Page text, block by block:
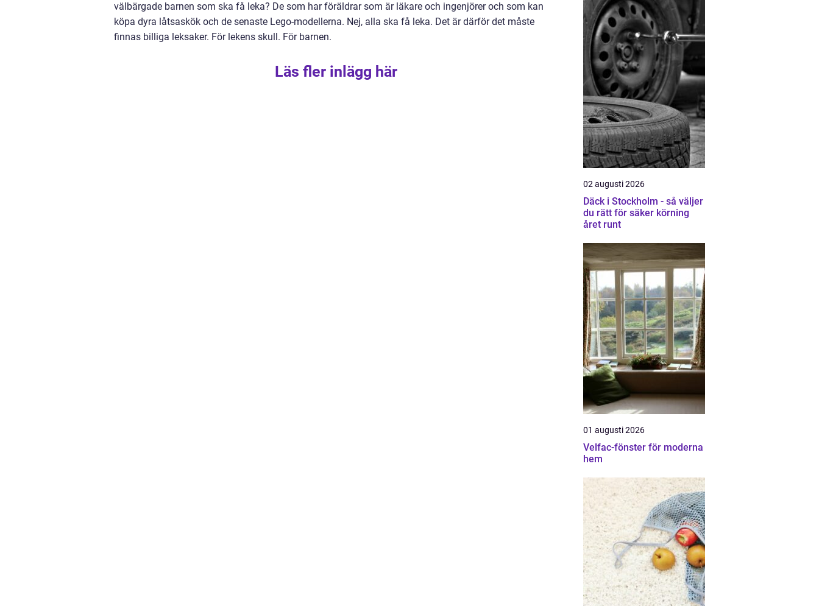
välbärgade barnen som ska få leka? De som har föräldrar som är läkare och ingenjörer och som kan
köpa dyra låtsaskök och de senaste Lego-modellerna. Nej, alla ska få leka. Det är därför det måste
finnas billiga leksaker. För lekens skull. För barnen.
Läs fler inlägg här
02 augusti 2026
Däck i Stockholm - så väljer
du rätt för säker körning
året runt
01 augusti 2026
Velfac-fönster för moderna
hem